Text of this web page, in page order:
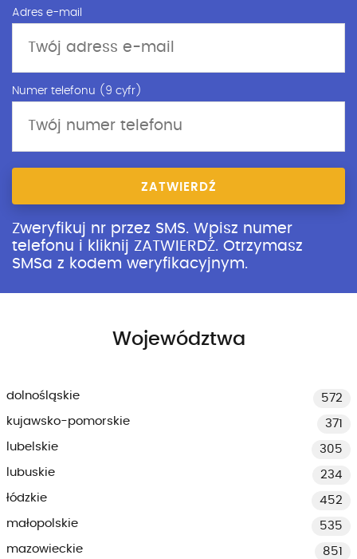
Adres e-mail
Numer telefonu (9 cyfr)
ZATWIERDŹ
Zweryfikuj nr przez SMS. Wpisz numer
telefonu i kliknij ZATWIERDŹ. Otrzymasz
SMSa z kodem weryfikacyjnym.
Województwa
dolnośląskie
572
kujawsko-pomorskie
371
lubelskie
305
lubuskie
234
łódzkie
452
małopolskie
535
mazowieckie
851